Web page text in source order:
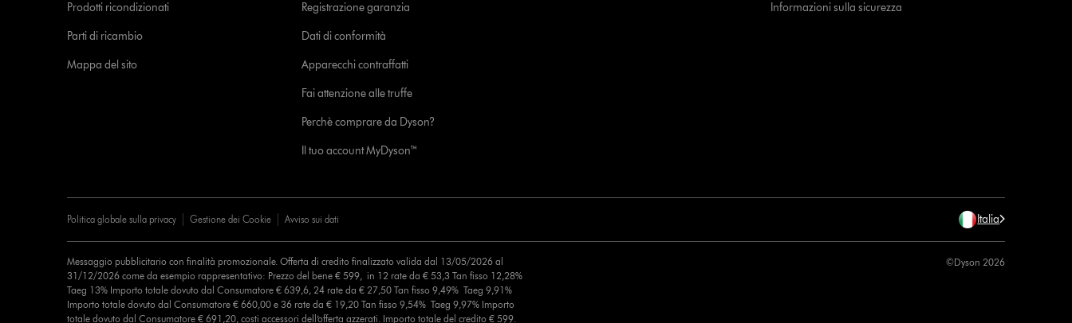
Prodotti ricondizionati
Parti di ricambio
Mappa del sito
Registrazione garanzia
Dati di conformità
Apparecchi contraffatti
Fai attenzione alle truffe
Perchè comprare da Dyson?
Il tuo account MyDyson™
Informazioni sulla sicurezza
Politica globale sulla privacy Gestione dei Cookie Avviso sui dati Italia
Messaggio pubblicitario con finalità promozionale. Offerta di credito finalizzato valida dal 13/05/2026 al
31/12/2026 come da esempio rappresentativo: Prezzo del bene € 599, in 12 rate da € 53,3 Tan fisso 12,28%
Taeg 13% Importo totale dovuto dal Consumatore € 639,6, 24 rate da € 27,50 Tan fisso 9,49% Taeg 9,91%
Importo totale dovuto dal Consumatore € 660,00 e 36 rate da € 19,20 Tan fisso 9,54% Taeg 9,97% Importo
totale dovuto dal Consumatore € 691,20, costi accessori dell’offerta azzerati. Importo totale del credito € 599.
©Dyson 2026